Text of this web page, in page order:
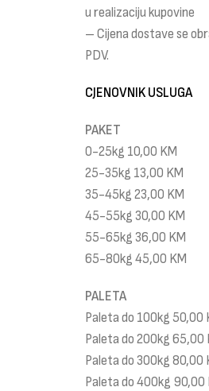
u realizaciju kupovine
– Cijena dostave se
PDV.
CJENOVNIK USLUGA
PAKET
0-25kg 10,00 KM
25-35kg 13,00 KM
35-45kg 23,00 KM
45-55kg 30,00 KM
55-65kg 36,00 KM
65-80kg 45,00 KM
PALETA
Paleta do 100kg 50,00
Paleta do 200kg 65,00
Paleta do 300kg 80,00
Paleta do 400kg 90,00